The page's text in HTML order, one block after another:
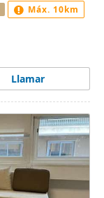
Llamar
Máx. 10km